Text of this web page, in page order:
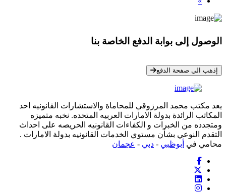
الوصول إلى بوابة الدفع الخاصة بنا
إذهب الي صفحة الدفع
يعد مكتب محمد المرزوقي للمحاماة والاستشارات القانونيه احد
المكاتب الرائدة بدولة الامارات العربيه المتحده. نخبه متميزه
ومتجدده من الخبرات و الكفاءات القانونيه الحريصه على احداث
التقدم النوعي بشأن مستوي الخدمات القانونيه بدولة الامارات .
محامي في أبوظبي - دبي - عجمان